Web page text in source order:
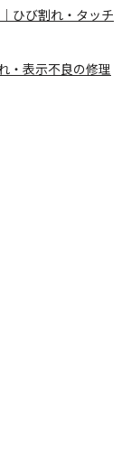
ひび割れ・タッチ
・表示不良の修理